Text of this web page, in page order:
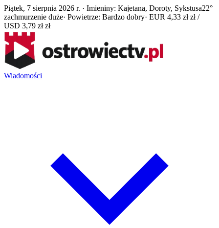
Piątek, 7 sierpnia 2026 r. · Imieniny: Kajetana, Doroty, Sykstusa22°
zachmurzenie duże· Powietrze: Bardzo dobry· EUR 4,33 zł zł /
USD 3,79 zł zł
Wiadomości